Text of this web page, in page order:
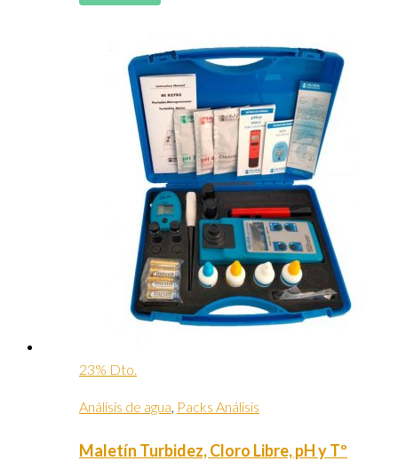
23% Dto.
Análisis de agua Packs Análisis
Maletín Turbidez, Cloro Libre, pH y Tº